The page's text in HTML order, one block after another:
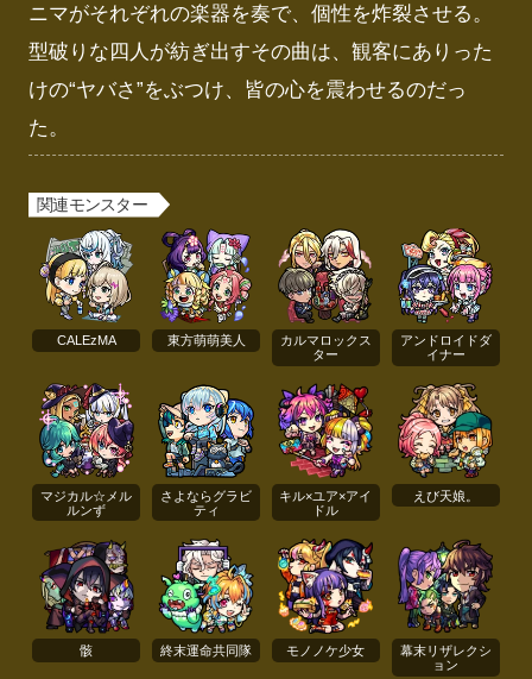
ニマがそれぞれの楽器を奏で、個性を炸裂させる。
型破りな四人が紡ぎ出すその曲は、観客にありった
けの“ヤバさ”をぶつけ、皆の心を震わせるのだっ
た。
関連モンスター
CALEzMA 東方萌萌美人
カルマロックス
ター
アンドロイドダ
イナー
マジカル☆メル
ルンず
さよならグラビ
ティ
キル×ユア×アイ
ドル
えび天娘。
骸 終末運命共同隊 モノノケ少女
幕末リザレクシ
ョン